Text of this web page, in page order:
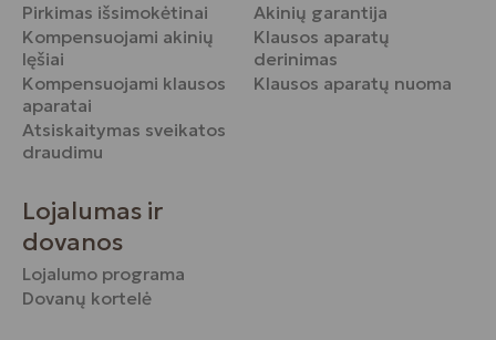
Pirkimas išsimokėtinai
Kompensuojami akinių
lęšiai
Kompensuojami klausos
aparatai
Atsiskaitymas sveikatos
draudimu
Akinių garantija
Klausos aparatų
derinimas
Klausos aparatų nuoma
Lojalumas ir
dovanos
Lojalumo programa
Dovanų kortelė